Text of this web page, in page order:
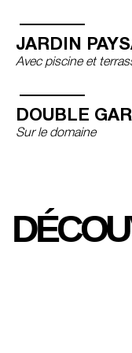
JARDIN
Avec piscine et
DOUBLE
Sur le domaine